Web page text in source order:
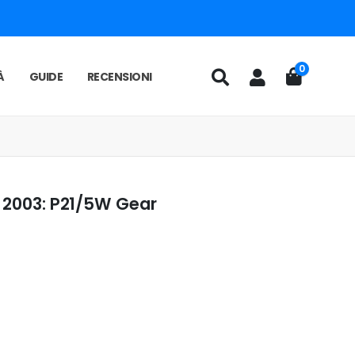
GUIDE RECENSIONI
0
P21/5W Gear